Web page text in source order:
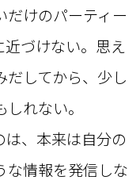
だけのパーティー
づけない。思え
だしてから、少し
れない。
は、本来は自分の
な情報を発信しな